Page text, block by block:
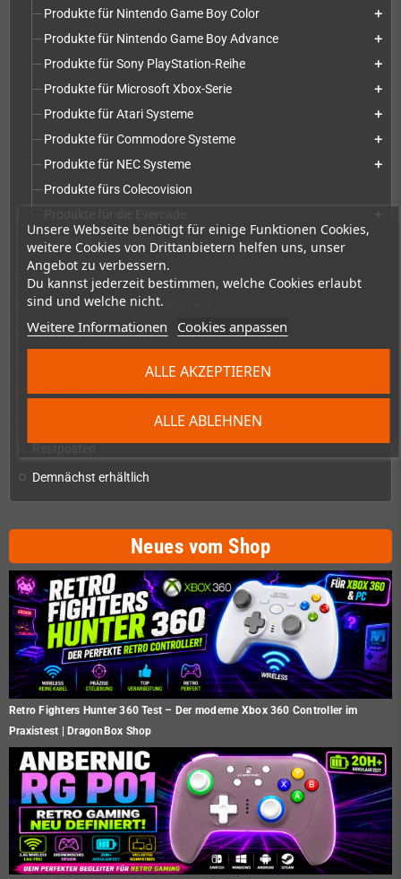
Unsere Webseite benötigt für einige Funktionen Cookies,
weitere Cookies von Drittanbietern helfen uns, unser
Angebot zu verbessern.
Du kannst jederzeit bestimmen, welche Cookies erlaubt
sind und welche nicht.
Weitere Informationen Cookies anpassen
ALLE ABLEHNEN
ALLE AKZEPTIEREN
Produkte für Nintendo Game Boy Color add
Produkte für Nintendo Game Boy Advance add
Produkte für Sony PlayStation-Reihe add
Produkte für Microsoft Xbox-Serie add
Produkte für Atari Systeme add
Produkte für Commodore Systeme add
Produkte für NEC Systeme add
Produkte fürs Colecovision
Produkte für moderne PCs
Spiele
Reparaturen, Mods & Ersatzteile
Zubehör
Checkmate & Retro Monitor
Homebrew-Produktion & Entwicklerbedarf
Demnächst erhältlich
Neues vom Shop
Retro Fighters Hunter 360 Test – Der moderne Xbox 360 Controller im
Praxistest | DragonBox Shop